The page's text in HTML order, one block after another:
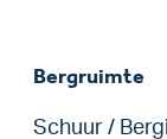
Bergruimte
Schuur /